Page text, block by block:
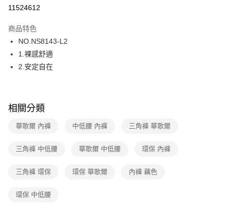
運送方式
全家取貨付款
每筆NT$80，滿NT$1,000(含以上)免運費
每筆NT$80，滿NT$1,000(含以上)免運費
7-11取貨付款
付款後7-11取貨
每筆NT$80，滿NT$1,000(含以上)免運費
每筆NT$80，滿NT$1,000(含以上)免運費
11524612
商品特色
NO.NS8143-L2
1.裸感舒適
2.安定自在
相關分類
華歌爾 內褲 中低腰 內褲 三角褲 華歌爾
三角褲 中低腰 華歌爾 中低腰 環保 內褲
三角褲 環保 環保 華歌爾 內褲 藕色
環保 中低腰